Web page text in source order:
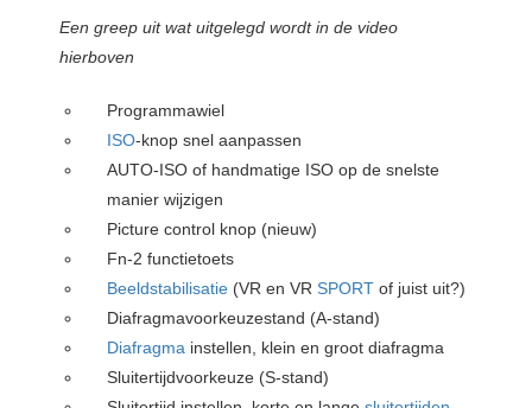
Een greep uit wat uitgelegd wordt in de video
hierboven
Programmawiel
ISO-knop snel aanpassen
AUTO-ISO of handmatige ISO op de snelste
manier wijzigen
Picture control knop (nieuw)
Fn-2 functietoets
Beeldstabilisatie (VR en VRSPORT of juist uit?)
Diafragmavoorkeuzestand (A-stand)
Diafragma instellen, klein en groot diafragma
Sluitertijdvoorkeuze (S-stand)